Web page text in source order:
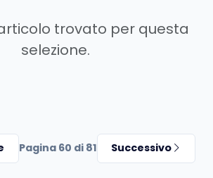
trovato per questa
selezione.
Pagina 60 di 81 Successivo